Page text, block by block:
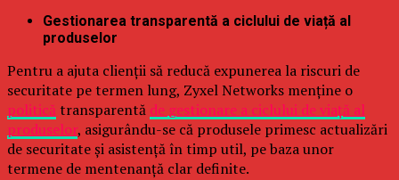
Gestionarea transparentă a ciclului de viață al
produselor
Pentru a ajuta clienții să reducă expunerea la riscuri de
securitate pe termen lung, Zyxel Networks menține o
politică transparentă de gestionare a ciclului de viață al
produselor, asigurându-se că produsele primesc actualizări
de securitate și asistență în timp util, pe baza unor
termene de mentenanță clar definite.